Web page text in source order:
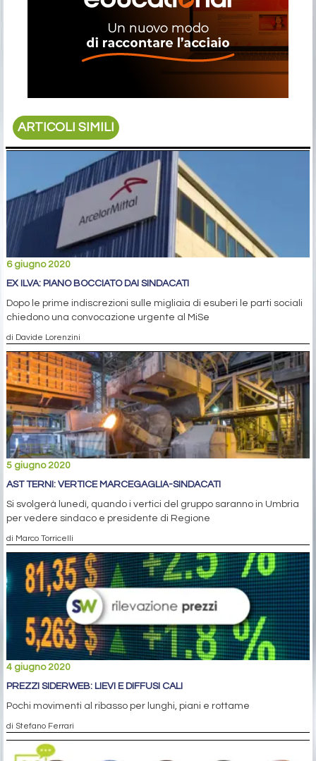
ARTICOLI SIMILI
6 giugno 2020
EX ILVA: PIANO BOCCIATO DAI SINDACATI
Dopo le prime indiscrezioni sulle migliaia di esuberi le parti sociali
chiedono una convocazione urgente al MiSe
di Davide Lorenzini
5 giugno 2020
AST TERNI: VERTICE MARCEGAGLIA-SINDACATI
Si svolgerà lunedì, quando i vertici del gruppo saranno in Umbria
per vedere sindaco e presidente di Regione
di Marco Torricelli
4 giugno 2020
PREZZI SIDERWEB: LIEVI E DIFFUSI CALI
Pochi movimenti al ribasso per lunghi, piani e rottame
di Stefano Ferrari